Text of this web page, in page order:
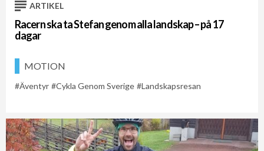
ARTIKEL
Racern ska ta Stefan genom alla landskap – på 17
dagar
MOTION
Äventyr Cykla Genom Sverige Landskapsresan